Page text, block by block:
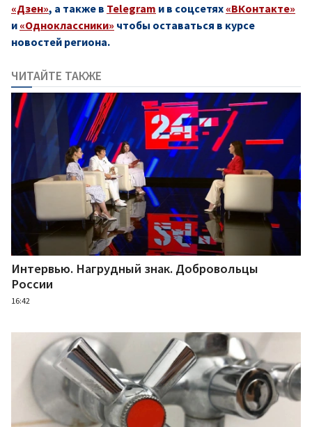
«Дзен», а также в Telegram и в соцсетях «ВКонтакте»
и «Одноклассники» чтобы оставаться в курсе
новостей региона.
ЧИТАЙТЕ ТАКЖЕ
Интервью. Нагрудный знак. Добровольцы
России
16:42